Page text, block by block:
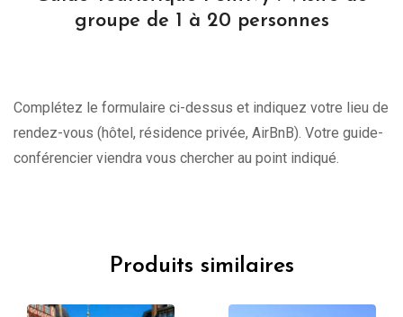
groupe de 1 à 20 personnes
Complétez le formulaire ci-dessus et indiquez votre lieu de
rendez-vous (hôtel, résidence privée, AirBnB). Votre guide-
conférencier viendra vous chercher au point indiqué.
Produits similaires